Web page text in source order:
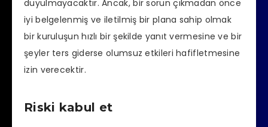
duyulmayacaktır. Ancak, bir sorun çıkmadan önce
iyi belgelenmiş ve iletilmiş bir plana sahip olmak
bir kuruluşun hızlı bir şekilde yanıt vermesine ve bir
şeyler ters giderse olumsuz etkileri hafifletmesine
izin verecektir.
Riski kabul et